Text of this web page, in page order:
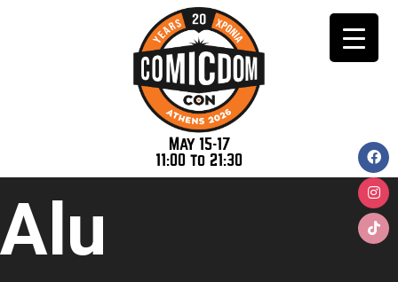
May 15-17
11:00 to 21:30
Alu